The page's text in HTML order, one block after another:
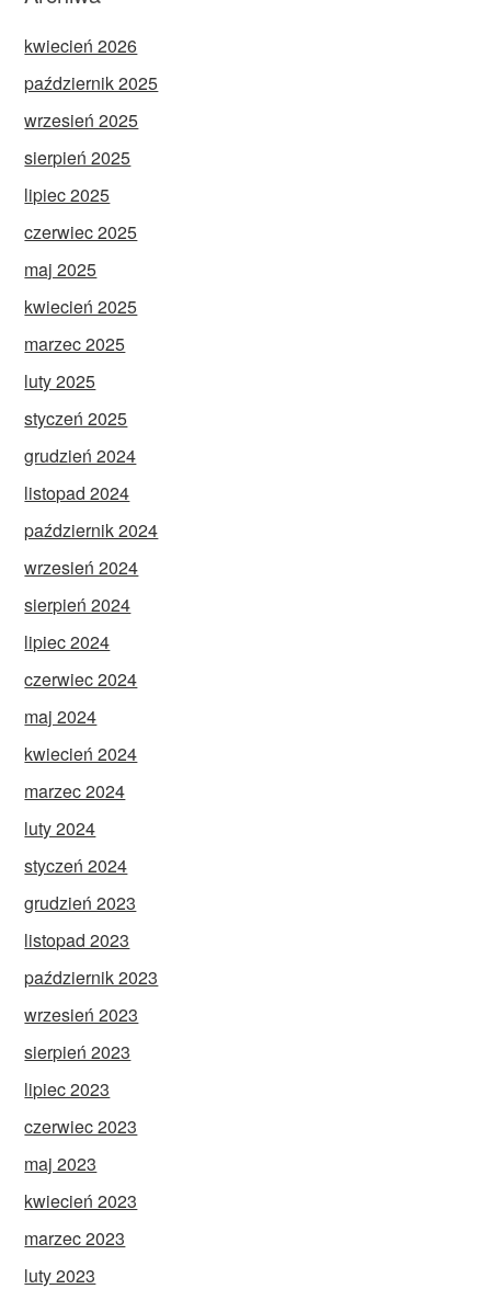
kwiecień 2026
październik 2025
wrzesień 2025
sierpień 2025
lipiec 2025
czerwiec 2025
maj 2025
kwiecień 2025
marzec 2025
luty 2025
styczeń 2025
grudzień 2024
listopad 2024
październik 2024
wrzesień 2024
sierpień 2024
lipiec 2024
czerwiec 2024
maj 2024
kwiecień 2024
marzec 2024
luty 2024
styczeń 2024
grudzień 2023
listopad 2023
październik 2023
wrzesień 2023
sierpień 2023
lipiec 2023
czerwiec 2023
maj 2023
kwiecień 2023
marzec 2023
luty 2023